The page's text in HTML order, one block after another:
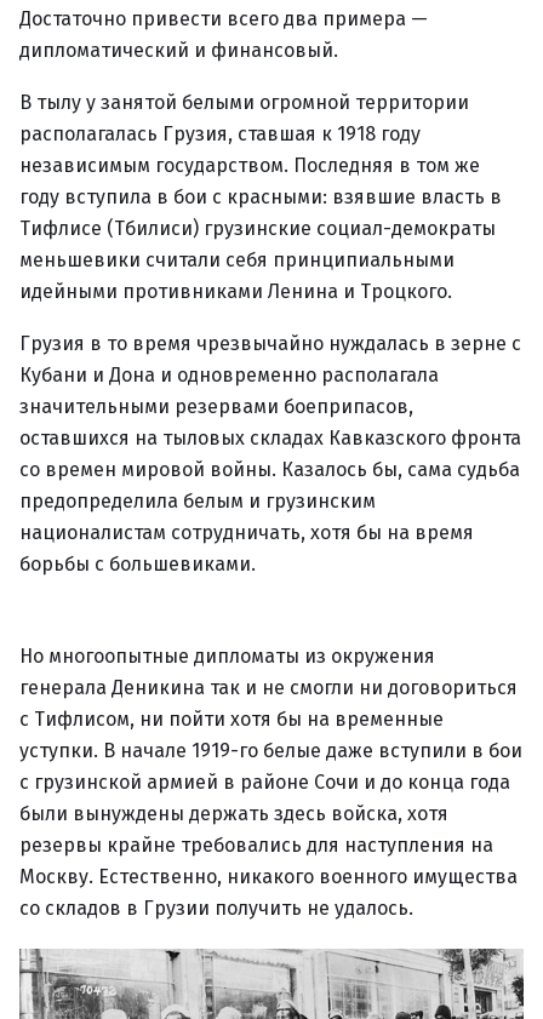
Достаточно привести всего два примера —
дипломатический и финансовый.
В тылу у занятой белыми огромной территории
располагалась Грузия, ставшая к 1918 году
независимым государством. Последняя в том же
году вступила в бои с красными: взявшие власть в
Тифлисе (Тбилиси) грузинские социал-демократы
меньшевики считали себя принципиальными
идейными противниками Ленина и Троцкого.
Грузия в то время чрезвычайно нуждалась в зерне с
Кубани и Дона и одновременно располагала
значительными резервами боеприпасов,
оставшихся на тыловых складах Кавказского фронта
со времен мировой войны. Казалось бы, сама судьба
предопределила белым и грузинским
националистам сотрудничать, хотя бы на время
борьбы с большевиками.
Но многоопытные дипломаты из окружения
генерала Деникина так и не смогли ни договориться
с Тифлисом, ни пойти хотя бы на временные
уступки. В начале 1919-го белые даже вступили в бои
с грузинской армией в районе Сочи и до конца года
были вынуждены держать здесь войска, хотя
резервы крайне требовались для наступления на
Москву. Естественно, никакого военного имущества
со складов в Грузии получить не удалось.